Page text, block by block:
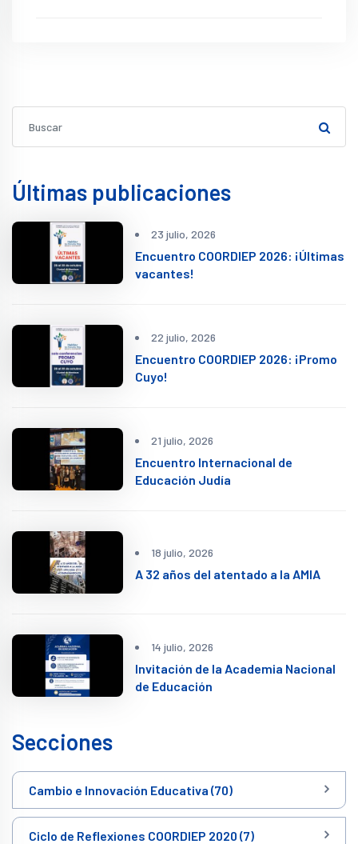
Últimas publicaciones
23 julio, 2026
Encuentro COORDIEP 2026: ¡Últimas
vacantes!
22 julio, 2026
Encuentro COORDIEP 2026: ¡Promo
Cuyo!
21 julio, 2026
Encuentro Internacional de
Educación Judía
18 julio, 2026
A 32 años del atentado a la AMIA
14 julio, 2026
Invitación de la Academia Nacional
de Educación
Secciones
Cambio e Innovación Educativa (70)
Ciclo de Reflexiones COORDIEP 2020 (7)